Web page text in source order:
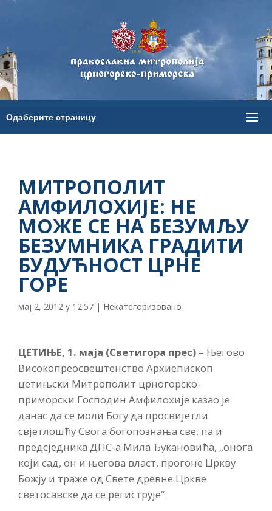
МИТРОПОЛИТ
АМФИЛОХИЈЕ: НЕ
МОЖЕ СЕ НА БЕЗУМЉУ
БЕЗУМНИКА ГРАДИТИ
БУДУЋНОСТ ЦРНЕ
ГОРЕ
мај 2, 2012 у 12:57 | Некатегоризовано
ЦЕТИЊЕ, 1. маја (Светигора прес) – Његово
Високопреосвештенство Архиепископ
цетињски Митрополит црногорско-
приморски Господин Амфилохије казао је
данас да се моли Богу да просвијетли
свјетлошћу Свога богопознања све, па и
предсједника ДПС-а Мила Ђукановића, „онога
који сад, он и његова власт, прогоне Цркву
Божју и траже од Свете древне Цркве
светосавске да се региструје“.